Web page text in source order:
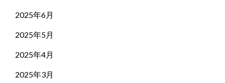
2025年6月
2025年5月
2025年4月
2025年3月